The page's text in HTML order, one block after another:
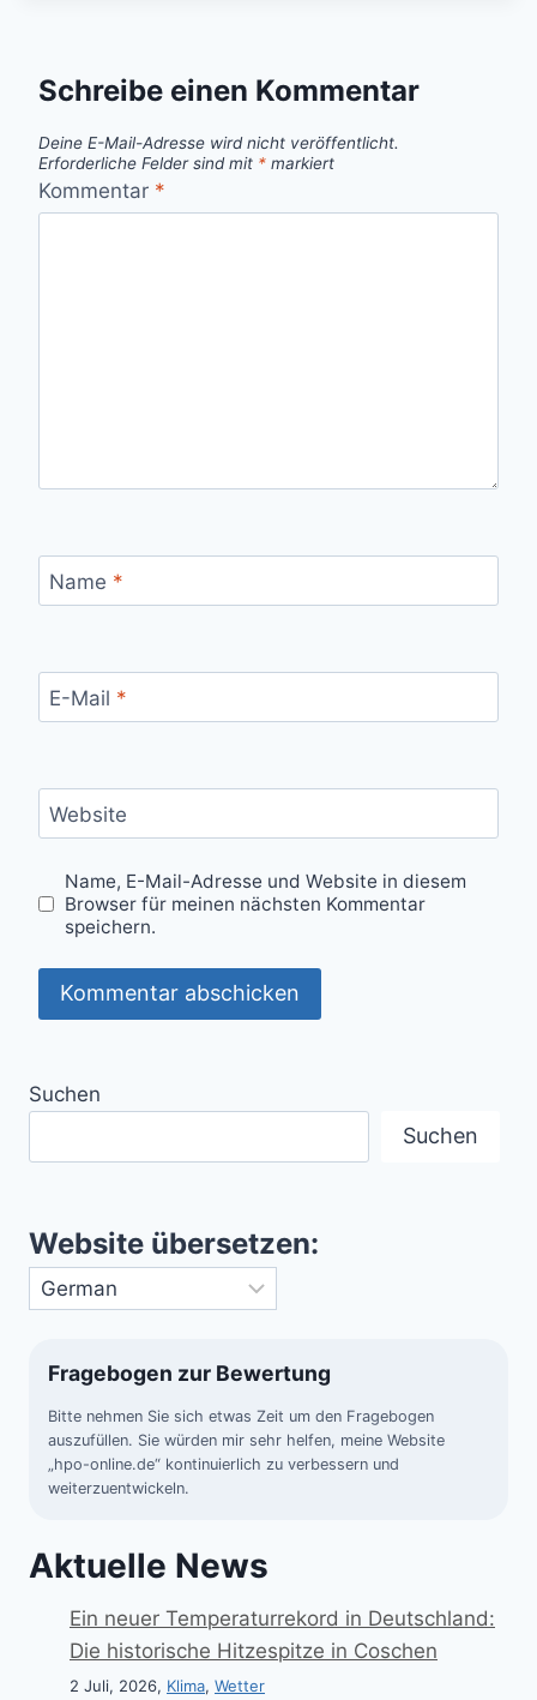
Schreibe einen Kommentar
Deine E-Mail-Adresse wird nicht veröffentlicht.
Erforderliche Felder sind mit * markiert
Kommentar *
Name *
E-Mail *
Website
Name, E-Mail-Adresse und Website in diesem
Browser für meinen nächsten Kommentar
speichern.
Suchen
Suchen
Website übersetzen:
Fragebogen zur Bewertung
Bitte nehmen Sie sich etwas Zeit um den Fragebogen
auszufüllen. Sie würden mir sehr helfen, meine Website
„hpo-online.de“ kontinuierlich zu verbessern und
weiterzuentwickeln.
Aktuelle News
Ein neuer Temperaturrekord in Deutschland:
Die historische Hitzespitze in Coschen
2 Juli, 2026, Klima, Wetter